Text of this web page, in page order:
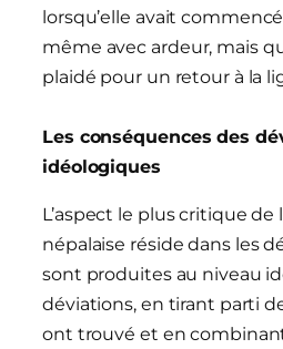
lorsqu’elle avait
même avec ardeur, mais
plaidé pour un retour à la
Les conséquences des
idéologiques
L’aspect le plus critique de
népalaise réside dans les
sont produites au niveau
déviations, en tirant parti de
ont trouvé et en